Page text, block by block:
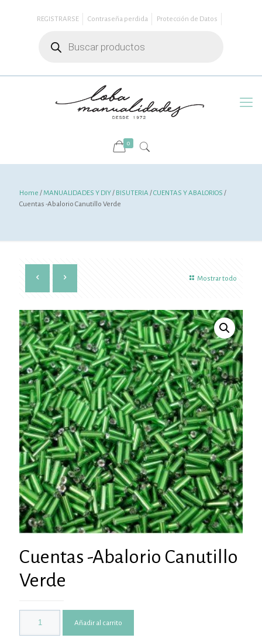
REGISTRARSE Contraseña perdida
Protección de Datos
productos
0
Home /MANUALIDADES Y DIY/ BISUTERIA /CUENTAS Y ABALORIOS /
Cuentas -Abalorio Canutillo Verde
Mostrar todo
Cuentas -Abalorio Canutillo
Verde
Añadir al carrito